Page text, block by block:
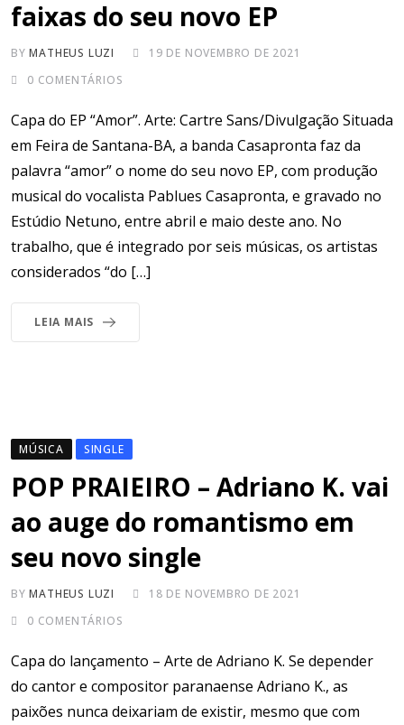
faixas do seu novo EP
BYMATHEUS LUZI
19 DE NOVEMBRO DE 2021
0 COMENTÁRIOS
Capa do EP “Amor”. Arte: Cartre Sans/Divulgação Situada
em Feira de Santana-BA, a banda Casapronta faz da
palavra “amor” o nome do seu novo EP, com produção
musical do vocalista Pablues Casapronta, e gravado no
Estúdio Netuno, entre abril e maio deste ano. No
trabalho, que é integrado por seis músicas, os artistas
considerados “do […]
LEIA MAIS
MÚSICA SINGLE
POP PRAIEIRO – Adriano K. vai
ao auge do romantismo em
seu novo single
BYMATHEUS LUZI
18 DE NOVEMBRO DE 2021
0 COMENTÁRIOS
Capa do lançamento – Arte de Adriano K. Se depender
do cantor e compositor paranaense Adriano K., as
paixões nunca deixariam de existir, mesmo que com